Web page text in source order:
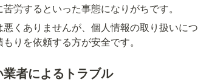
労するといった事態になりがちです。
くありませんが、個人情報の取り扱いに
りを依頼する方が安全です。
者によるトラブル